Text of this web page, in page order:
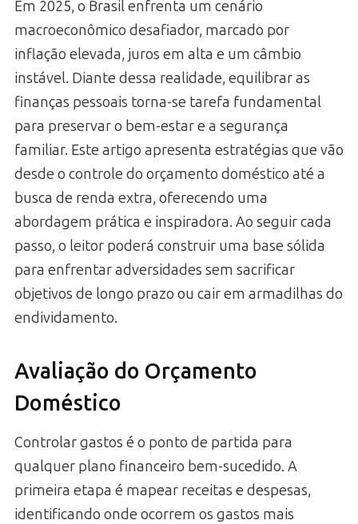
Em 2025, o Brasil enfrenta um cenário
macroeconômico desafiador, marcado por
inflação elevada, juros em alta e um câmbio
instável. Diante dessa realidade, equilibrar as
finanças pessoais torna-se tarefa fundamental
para preservar o bem-estar e a segurança
familiar. Este artigo apresenta estratégias que vão
desde o controle do orçamento doméstico até a
busca de renda extra, oferecendo uma
abordagem prática e inspiradora. Ao seguir cada
passo, o leitor poderá construir uma base sólida
para enfrentar adversidades sem sacrificar
objetivos de longo prazo ou cair em armadilhas do
endividamento.
Avaliação do Orçamento
Doméstico
Controlar gastos é o ponto de partida para
qualquer plano financeiro bem-sucedido. A
primeira etapa é mapear receitas e despesas,
identificando onde ocorrem os gastos mais